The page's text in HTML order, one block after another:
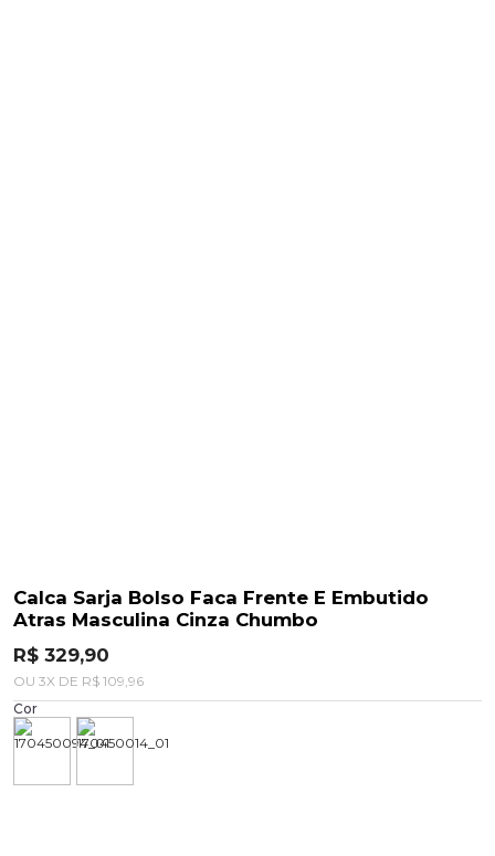
Calca Sarja Bolso Faca Frente E Embutido
Atras Masculina Cinza Chumbo
R$ 329,90
OU 3X DE R$ 109,96
Cor